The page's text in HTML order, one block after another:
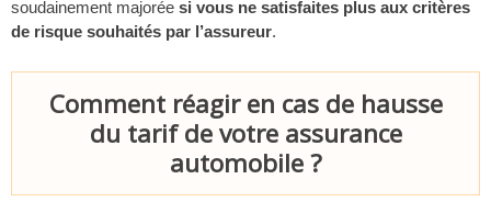
soudainement majorée si vous ne satisfaites plus aux critères
de risque souhaités par l’assureur.
Comment réagir en cas de hausse
du tarif de votre assurance
automobile ?